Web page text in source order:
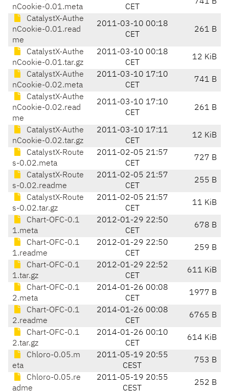
nCookie-0.01.meta
CET
CatalystX-Authe
nCookie-0.01.read
me
2011-03-10 00:18
CET
261 B
CatalystX-Authe
nCookie-0.01.tar.gz
2011-03-10 00:18
CET
12 KiB
CatalystX-Authe
nCookie-0.02.meta
2011-03-10 17:10
CET
741 B
CatalystX-Authe
nCookie-0.02.read
me
2011-03-10 17:10
CET
261 B
CatalystX-Authe
nCookie-0.02.tar.gz
2011-03-10 17:11
CET
12 KiB
CatalystX-Route
s-0.02.meta
2011-02-05 21:57
CET
727 B
CatalystX-Route
s-0.02.readme
2011-02-05 21:57
CET
255 B
CatalystX-Route
s-0.02.tar.gz
2011-02-05 21:57
CET
11 KiB
Chart-OFC-0.1
1.meta
2012-01-29 22:50
CET
678 B
Chart-OFC-0.1
1.readme
2012-01-29 22:50
CET
259 B
Chart-OFC-0.1
1.tar.gz
2012-01-29 22:52
CET
611 KiB
Chart-OFC-0.1
2.meta
2014-01-26 00:08
CET
1977 B
Chart-OFC-0.1
2.readme
2014-01-26 00:08
CET
6765 B
Chart-OFC-0.1
2.tar.gz
2014-01-26 00:10
CET
614 KiB
Chloro-0.05.m
eta
2011-05-19 20:55
CEST
753 B
Chloro-0.05.re
adme
2011-05-19 20:55
CEST
252 B